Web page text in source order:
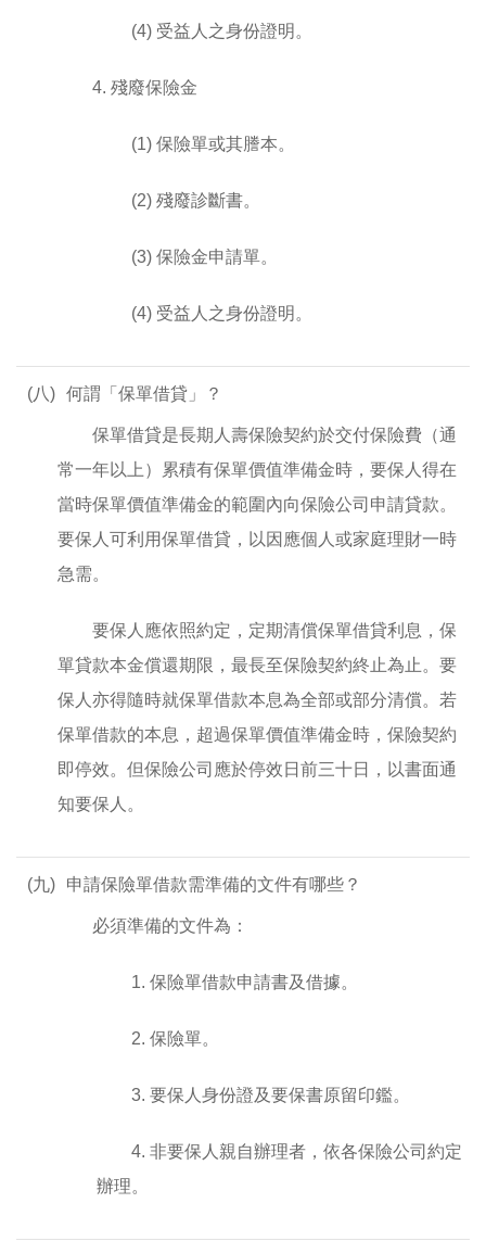
(4) 受益人之身份證明。
4. 殘廢保險金
(1) 保險單或其謄本。
(2) 殘廢診斷書。
(3) 保險金申請單。
(4) 受益人之身份證明。
(八) 何謂「保單借貸」？
保單借貸是長期人壽保險契約於交付保險費（通
常一年以上）累積有保單價值準備金時，要保人得在
當時保單價值準備金的範圍內向保險公司申請貸款。
要保人可利用保單借貸，以因應個人或家庭理財一時
急需。
要保人應依照約定，定期清償保單借貸利息，保
單貸款本金償還期限，最長至保險契約終止為止。要
保人亦得隨時就保單借款本息為全部或部分清償。若
保單借款的本息，超過保單價值準備金時，保險契約
即停效。但保險公司應於停效日前三十日，以書面通
知要保人。
(九) 申請保險單借款需準備的文件有哪些？
必須準備的文件為：
1. 保險單借款申請書及借據。
2. 保險單。
3. 要保人身份證及要保書原留印鑑。
4. 非要保人親自辦理者，依各保險公司約定
辦理。